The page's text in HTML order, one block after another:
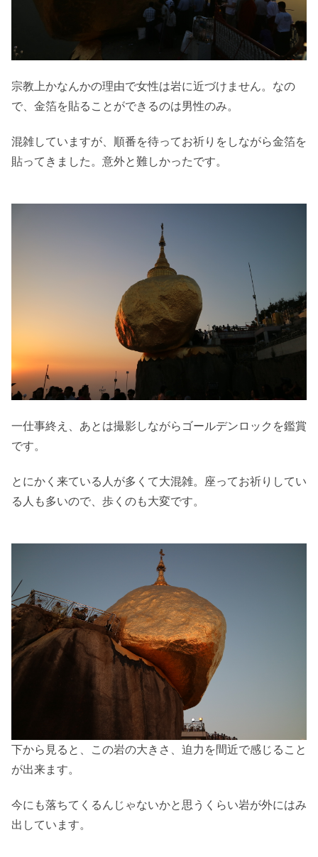
宗教上かなんかの理由で女性は岩に近づけません。なの
で、金箔を貼ることができるのは男性のみ。
混雑していますが、順番を待ってお祈りをしながら金箔を
貼ってきました。意外と難しかったです。
一仕事終え、あとは撮影しながらゴールデンロックを鑑賞
です。
とにかく来ている人が多くて大混雑。座ってお祈りしてい
る人も多いので、歩くのも大変です。
下から見ると、この岩の大きさ、迫力を間近で感じること
が出来ます。
今にも落ちてくるんじゃないかと思うくらい岩が外にはみ
出しています。